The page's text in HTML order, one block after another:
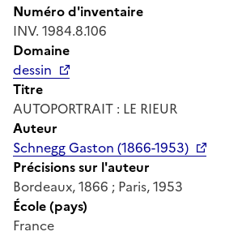
Numéro d'inventaire
INV. 1984.8.106
Domaine
dessin
Titre
AUTOPORTRAIT : LE RIEUR
Auteur
Schnegg Gaston (1866-1953)
Précisions sur l'auteur
Bordeaux, 1866 ; Paris, 1953
École (pays)
France